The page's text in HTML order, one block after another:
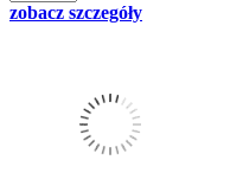
zobacz szczegóły